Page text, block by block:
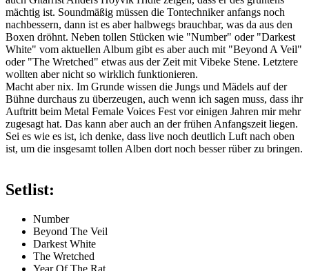
mächtig ist. Soundmäßig müssen die Tontechniker anfangs noch
nachbessern, dann ist es aber halbwegs brauchbar, was da aus den
Boxen dröhnt. Neben tollen Stücken wie "Number" oder "Darkest
White" vom aktuellen Album gibt es aber auch mit "Beyond A Veil"
oder "The Wretched" etwas aus der Zeit mit Vibeke Stene. Letztere
wollten aber nicht so wirklich funktionieren.
Macht aber nix. Im Grunde wissen die Jungs und Mädels auf der
Bühne durchaus zu überzeugen, auch wenn ich sagen muss, dass ihr
Auftritt beim Metal Female Voices Fest vor einigen Jahren mir mehr
zugesagt hat. Das kann aber auch an der frühen Anfangszeit liegen.
Sei es wie es ist, ich denke, dass live noch deutlich Luft nach oben
ist, um die insgesamt tollen Alben dort noch besser rüber zu bringen.
Setlist:
Number
Beyond The Veil
Darkest White
The Wretched